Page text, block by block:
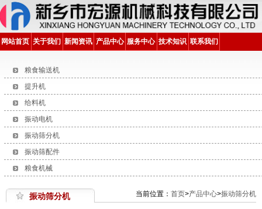
网站首页 关于我们 新闻资讯 产品中心 服务中心 技术知识 联系我们
粮食输送机
提升机
给料机
振动电机
振动筛分机
振动筛配件
粮食机械
振动筛分机 当前位置： 首页>产品中心>振动筛分机